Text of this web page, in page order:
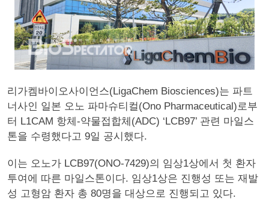
리가켐바이오사이언스(LigaChem Biosciences)는 파트
너사인 일본 오노 파마슈티컬(Ono Pharmaceutical)로부
터 L1CAM 항체-약물접합체(ADC) ‘LCB97’ 관련 마일스
톤을 수령했다고 9일 공시했다.
이는 오노가 LCB97(ONO-7429)의 임상1상에서 첫 환자
투여에 따른 마일스톤이다. 임상1상은 진행성 또는 재발
성 고형암 환자 총 80명을 대상으로 진행되고 있다.